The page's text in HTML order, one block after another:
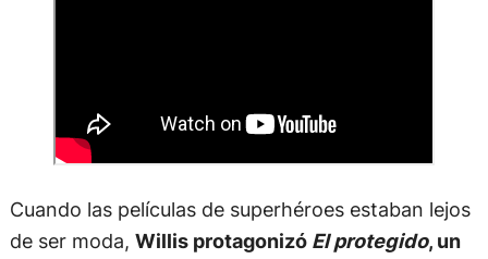
Cuando las películas de superhéroes estaban lejos
de ser moda, Willis protagonizó El protegido, un